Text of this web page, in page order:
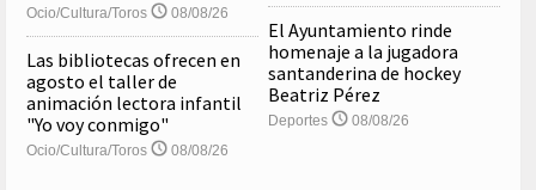
Ocio/Cultura/Toros 08/08/26
Las bibliotecas ofrecen en
agosto el taller de
animación lectora infantil
"Yo voy conmigo"
Ocio/Cultura/Toros 08/08/26
El Ayuntamiento rinde
homenaje a la jugadora
santanderina de hockey
Beatriz Pérez
Deportes 08/08/26